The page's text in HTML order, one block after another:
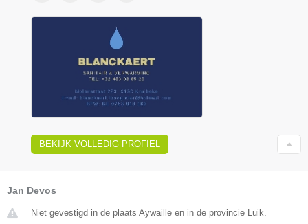
BEKIJK VOLLEDIG PROFIEL
Jan Devos
Niet gevestigd in de plaats Aywaille en in de provincie Luik.